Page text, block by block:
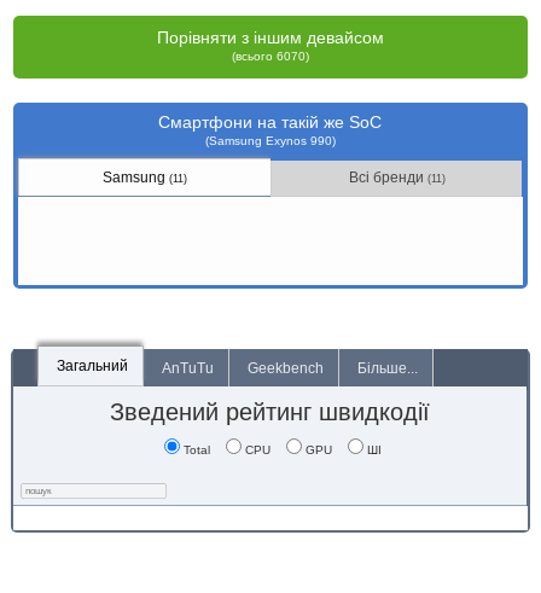
Порівняти з іншим девайсом
(всього 6070)
Смартфони на такій же SoC
(Samsung Exynos 990)
Samsung(11) Всі бренди (11)
Загальний AnTuTu Geekbench Більше...
Зведений рейтинг швидкодії
Total CPU GPU ШІ